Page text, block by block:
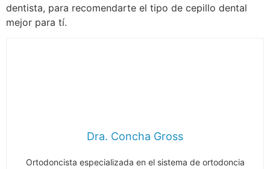
dentista, para recomendarte el tipo de cepillo dental
mejor para tí.
Dra. Concha Gross
Ortodoncista especializada en el sistema de ortodoncia